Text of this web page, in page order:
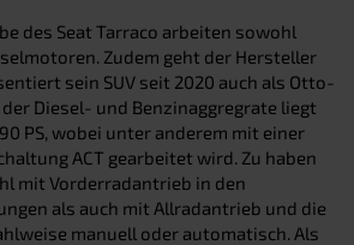
des Seat Tarraco arbeiten sowohl
Zudem geht der Hersteller
sein SUV seit 2020 auch als Otto-
Diesel- und Benzinaggregrate liegt
PS, wobei unter anderem mit einer
ACT gearbeitet wird. Zu haben
mit Vorderradantrieb in den
als auch mit Allradantrieb und die
manuell oder automatisch. Als